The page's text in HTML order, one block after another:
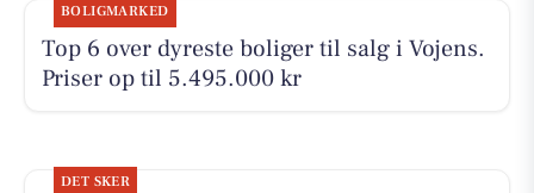
BOLIGMARKED
Top 6 over dyreste boliger til salg i Vojens.
Priser op til 5.495.000 kr
DET SKER